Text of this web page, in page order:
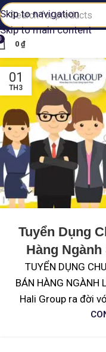
Skip to navigation
Skip to main content
0 ₫
01
TH3
Tuyển Dụng
Hàng
TUYỂN DỤNG
BÁN HÀNG NGÀNH
Hali Group ra đời